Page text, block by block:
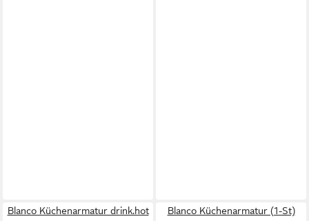
Blanco Küchenarmatur drink.hot
Blanco Küchenarmatur (1-St)